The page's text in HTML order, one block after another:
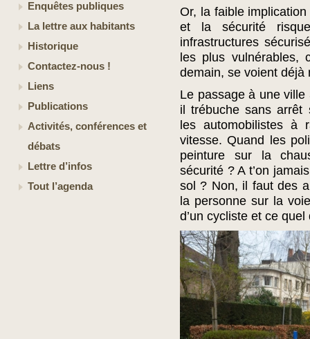
Enquêtes publiques
La lettre aux habitants
Historique
Contactez-nous !
Liens
Publications
Activités, conférences et
débats
Lettre d’infos
Tout l’agenda
Or, la faible
et la sécurité
infrastructures
les plus vulnérables,
demain, se voient déjà
Le passage à une
il trébuche sans arrêt
les automobilistes à
vitesse. Quand les
peinture sur la
sécurité ? A t’on
sol ? Non, il faut des
la personne sur la
d’un cycliste et ce